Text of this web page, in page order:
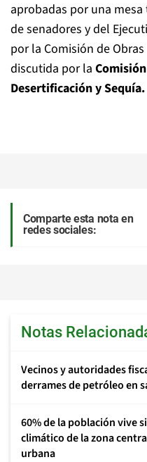
aprobadas por una
de senadores y del
por la Comisión de
discutida por la
Desertificación y Sequía.
Comparte esta nota en
redes sociales:
Notas
Vecinos y autoridades
derrames de petróleo en
60% de la población vive
climático de la zona
urbana